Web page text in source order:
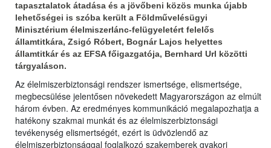
tapasztalatok átadása és a jövőbeni közös munka újabb
lehetőségei is szóba került a Földművelésügyi
Minisztérium élelmiszerlánc-felügyeletért felelős
államtitkára, Zsigó Róbert, Bognár Lajos helyettes
államtitkár és az EFSA főigazgatója, Bernhard Url közötti
tárgyaláson.
Az élelmiszerbiztonsági rendszer ismertsége, elismertsége,
megbecsülése jelentősen növekedett Magyarországon az elmúlt
három évben. Az eredményes kommunikáció megalapozhatja a
hatékony szakmai munkát és az élelmiszerbiztonsági
tevékenység elismertségét, ezért is üdvözlendő az
élelmiszerbiztonsággal foglalkozó szakemberek gyakori